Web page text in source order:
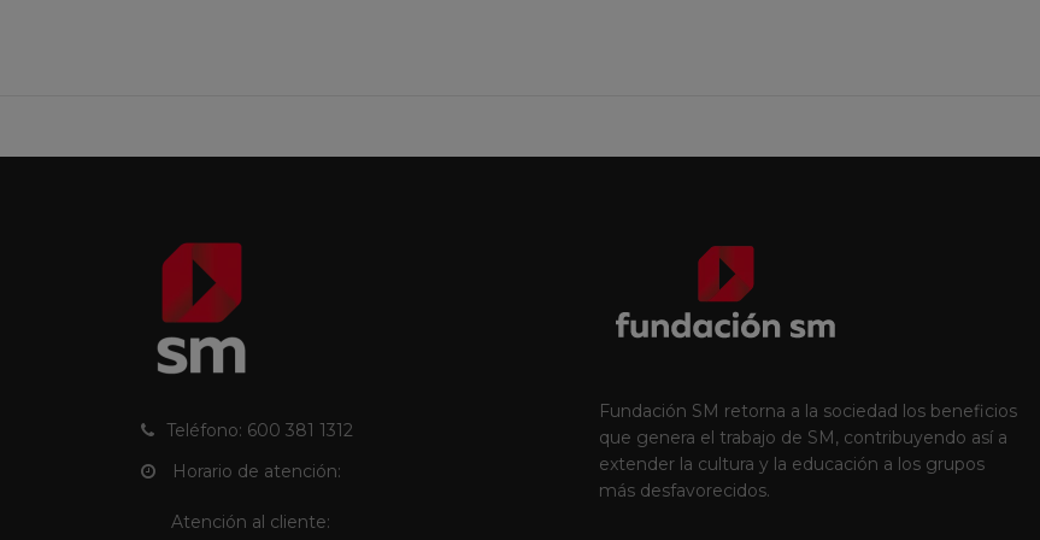
Teléfono: 600 381 1312
Horario de atención:
Atención al cliente:
Fundación SM retorna a la sociedad los beneficios
que genera el trabajo de SM, contribuyendo así a
extender la cultura y la educación a los grupos
más desfavorecidos.